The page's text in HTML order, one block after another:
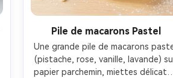
Pile de macarons Pastel
Une grande pile de macarons
(pistache, rose, vanille, lavande)
papier parchemin, miettes